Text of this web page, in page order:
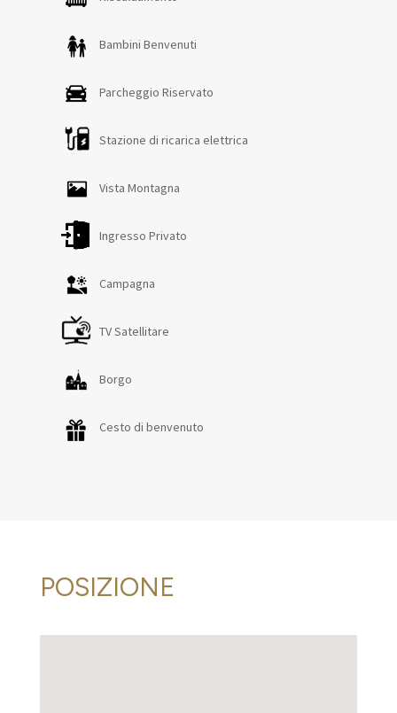
piano terra nel soggiorno-cucina, camera matrimoniale,
camera matrimoniale con letti a castello, nel corridoio e al
piano inferiore nel soggiorno. Le zanzariere sono
Bambini Benvenuti
Parcheggio Riservato
Stazione di ricarica elettrica
Vista Montagna
Ingresso Privato
Campagna
TV Satellitare
Borgo
Cesto di benvenuto
POSIZIONE